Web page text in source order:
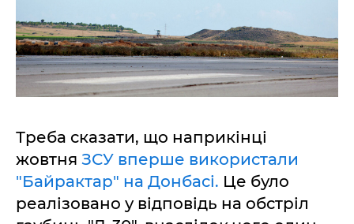
Треба сказати, що наприкінці
жовтня ЗСУ вперше використали
"Байрактар" на Донбасі. Це було
реалізовано у відповідь на обстріл